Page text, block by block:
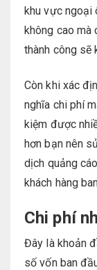
khu vực ngoại
không cao mà
thành công sẽ
Còn khi xác
nghĩa chi phí
kiệm được
hơn bạn nên
dịch quảng
khách hàng
Chi phí
Đây là khoản
số vốn ban